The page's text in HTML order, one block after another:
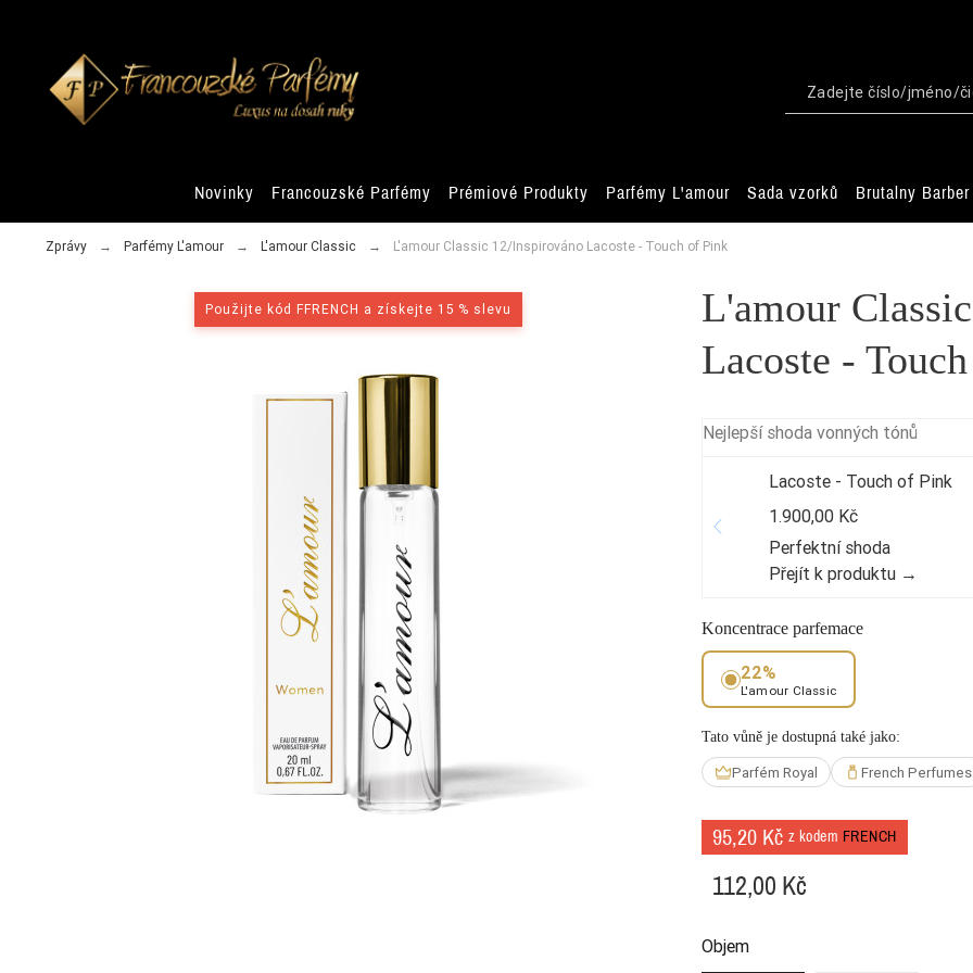
Novinky Francouzské Parfémy Prémiové Produkty Parfémy L'amour Sada vzorků Brutalny Barber
Zprávy Parfémy L'amour L'amour Classic L'amour Classic 12/Inspirováno Lacoste - Touch of Pink
Použijte kód FFRENCH a získejte 15 % slevu
L'amour
Lacoste -
Nejlepší shoda vonných tónů
Lacoste - Touch of Pink
1.900,00 Kč
Perfektní shoda
Přejít k produktu →
Koncentrace parfemace
22%
L'amour Classic
Tato vůně je dostupná také jako:
Parfém Royal French Perfumes
95,20 Kč z kodem FRENCH
112,00 Kč
Objem